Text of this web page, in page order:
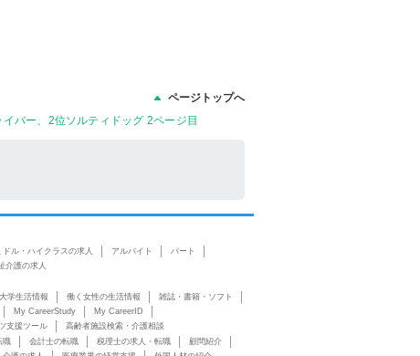
ページトップへ
バー、2位ソルティドッグ 2ページ目
ドル・ハイクラスの求人 アルバイト
パート
介護の求人
大学生活情報 働く女性の生活情報
雑誌・書籍・ソフト
My CareerStudy
My CareerID
支援ツール
高齢者施設検索・介護相談
職 会計士の転職 税理士の求人・転職
顧問紹介